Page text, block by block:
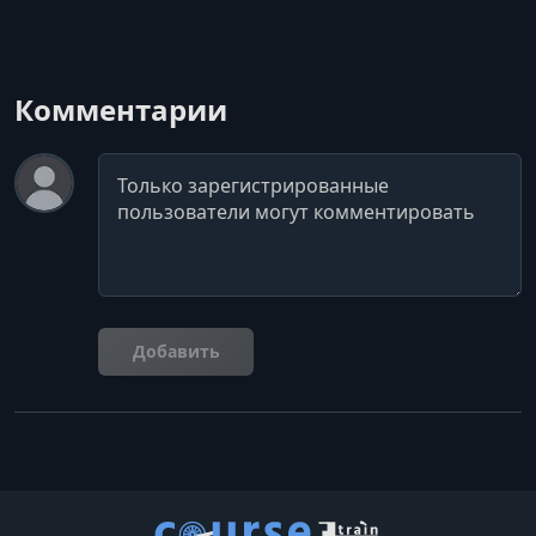
Комментарии
Комментарий
Добавить